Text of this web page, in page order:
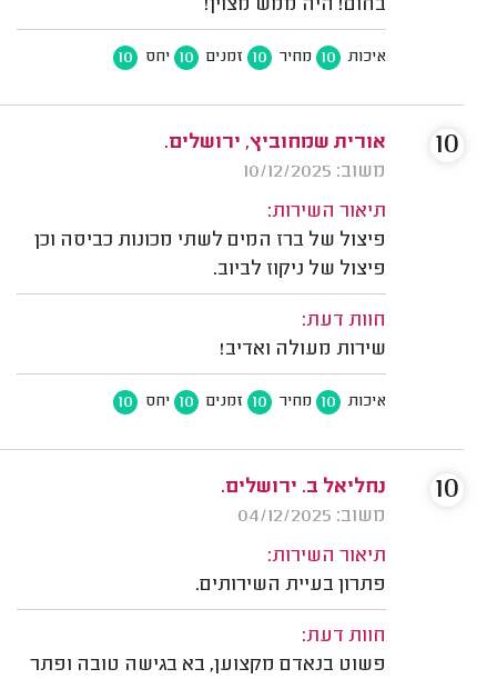
בחום! היה ממש מצוין!
איכות 10 מחיר 10 זמנים 10 יחס 10
אורית שמחוביץ, ירושלים.
משוב: 10/12/2025
תיאור השירות:
פיצול של ברז המים לשתי מכונות כביסה וכן
פיצול של ניקוז לביוב.
חוות דעת:
שירות מעולה ואדיב!
איכות 10 מחיר 10 זמנים 10 יחס 10
10
נחליאל ב. ירושלים.
משוב: 04/12/2025
תיאור השירות:
פתרון בעיית השירותים.
חוות דעת:
פשוט בנאדם מקצוען, בא בגישה טובה ופתר
10